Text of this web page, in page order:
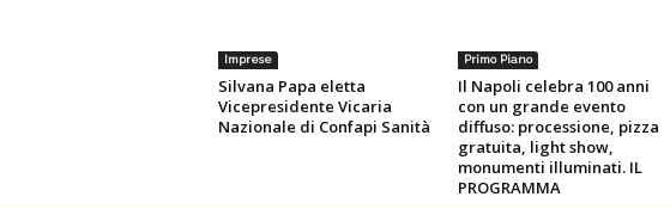
Imprese
Silvana Papa eletta
Vicepresidente Vicaria
Nazionale di Confapi Sanità
Primo Piano
Il Napoli celebra 100 anni
con un grande evento
diffuso: processione, pizza
gratuita, light show,
monumenti illuminati. IL
PROGRAMMA